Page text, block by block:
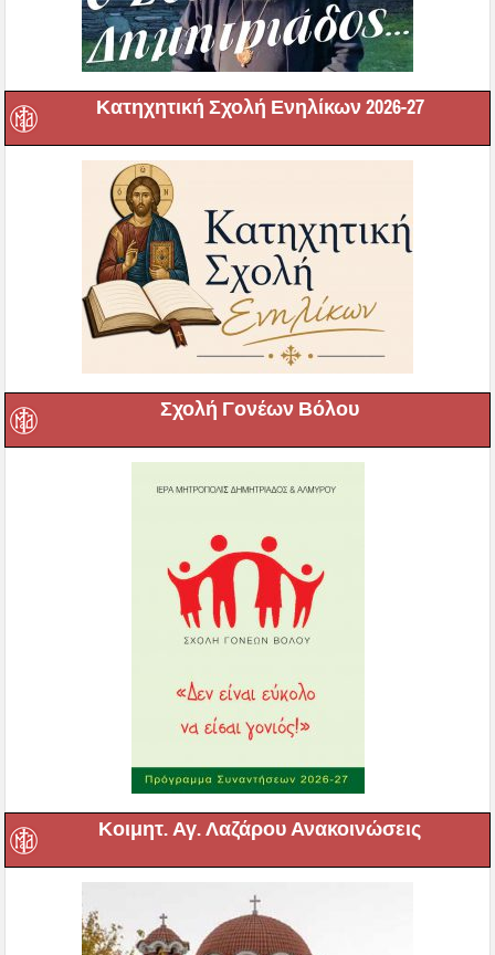
Κατηχητική Σχολή Ενηλίκων 2026-27
Σχολή Γονέων Βόλου
Κοιμητ. Αγ. Λαζάρου Ανακοινώσεις